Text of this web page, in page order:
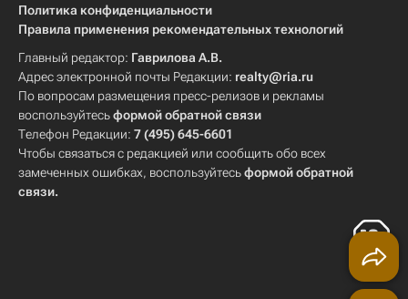
Политика конфиденциальности
Правила применения рекомендательных технологий
Главный редактор: Гаврилова А.В.
Адрес электронной почты Редакции: realty@ria.ru
По вопросам размещения пресс-релизов и рекламы
воспользуйтесьформой обратной связи
Телефон Редакции: 7 (495) 645-6601
Чтобы связаться с редакцией или сообщить обо всех
замеченных ошибках, воспользуйтесьформой обратной
связи.